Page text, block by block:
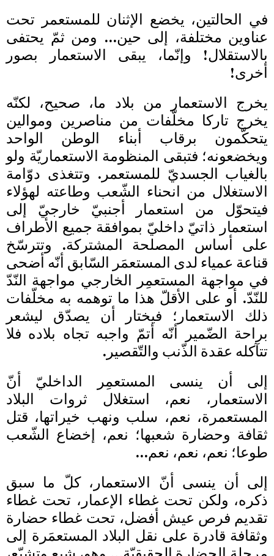
في الحالتين، يخضع الإثنان للمستعمر تحت
عناوين مختلفة، إلى حين… ومن ثمّ يحتفى
بالاستقلال! وإنّما، يبقى الاستعمار بصور
أخرى!
يخرج الاستعمار من بلاد ما، صحيح، لكنّه
يخرج تاركا مخلّفات من مناصرين وموالين
يتحكّمون برقاب أبناء الوطن الواحد
ويخضعونه؛ فتبقى المنظومة الاستعماريّة ولو
بالغياب الجسديّ للمستعمر. وتتغذى دوّامة
الاستغلال من انحناء الشّعب وطاعته لهؤلاء
فيتحوّل من استعمار أجنبيّ خارجيّ إلى
استعمار ذاتيّ داخليّ بموافقة جميع الأطراف
على أساس المصلحة المشتركة. وتترسّخ
قناعة عمياء لدى المستعمَر السّابق أنّه أضحى
في مواجهة المستعمِر الخارجي مواجهة النّدّ
للنّدّ. أو على الأقلّ هذا ما توهمه به مخلّفات
ذلك الاستعمار؛ فيختار أن يصدّق ليشعر
براحة الضّمير أنّه أتمّ واجبه تجاه بلاده فلا
تتآكله عقدة الذّنب والتّقصير.
إلى أن ينسى المستعمِر الداخليّ أنّ
الاستعمار، نعم، استغلال ثروات البلاد
المستعمرة، نعم، سلب ونهب خيراتها، قتل
ثقافة وحضارة شعبها؛ نعم، إخضاع الشّعب
طوعا؛ نعم، نعم، نعم…
إلى أن ينسى أنّ الاستعمار، كلّ ما سبق
ذكره، ولكن تحت غطاء الإعمار، تحت غطاء
تقديم فرص عيش أفضل، تحت غطاء حضارة
وثقافة قادرة على نقل البلاد المستعمَرة إلى